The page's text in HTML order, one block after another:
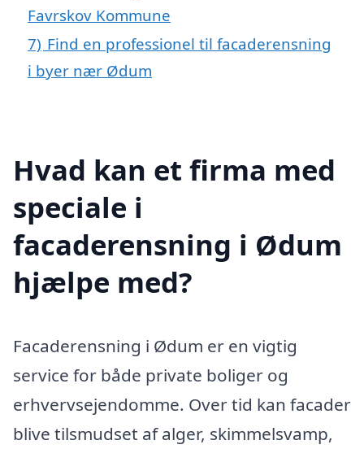
Favrskov Kommune
7) Find en professionel til facaderensning
i byer nær Ødum
Hvad kan et firma med
speciale i
facaderensning i Ødum
hjælpe med?
Facaderensning i Ødum er en vigtig
service for både private boliger og
erhvervsejendomme. Over tid kan facader
blive tilsmudset af alger, skimmelsvamp,